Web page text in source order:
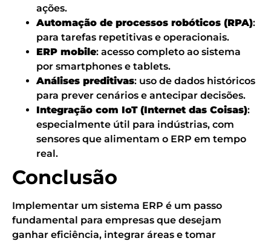
ações.
Automação de processos robóticos (RPA):
para tarefas repetitivas e operacionais.
ERP mobile: acesso completo ao sistema
por smartphones e tablets.
Análises preditivas: uso de dados históricos
para prever cenários e antecipar decisões.
Integração com IoT (Internet das Coisas):
especialmente útil para indústrias, com
sensores que alimentam o ERP em tempo
real.
Conclusão
Implementar um sistema ERP é um passo
fundamental para empresas que desejam
ganhar eficiência, integrar áreas e tomar